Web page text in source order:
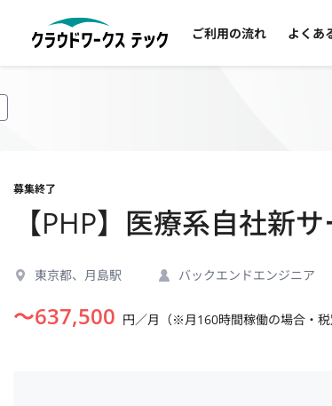
ご利用の流れ よくあ
募集終了
【PHP】医療系自社新
東京都、月島駅 バックエンドエンジニア
〜637,500 円／月（※月160時間稼働の場合・税